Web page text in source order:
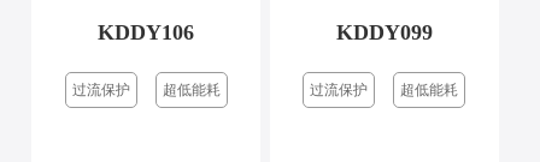
KDDY106
过流保护 超低能耗
KDDY099
过流保护 超低能耗